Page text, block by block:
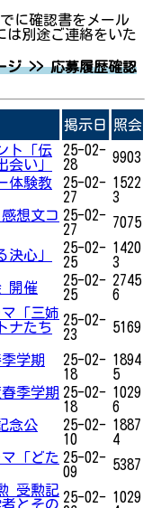
に確認書をメール
は別途ご連絡をいた
ジ >> 応募履歴確認
掲示日 照会
ト「伝
会い」
25-02-
28
9903
体験教
25-02-
27
1522
3
想文コ 25-02-
27
7075
決心」
25-02-
25
1420
3
開催
25-02-
25
2745
6
「三姉
ナたち
25-02-
23
5169
学期
25-02-
18
1894
5
季学期 25-02-
18
1029
6
念公
25-02-
10
1887
4
「どた 25-02-
09
5387
受勲記
とその 25-02- 1029